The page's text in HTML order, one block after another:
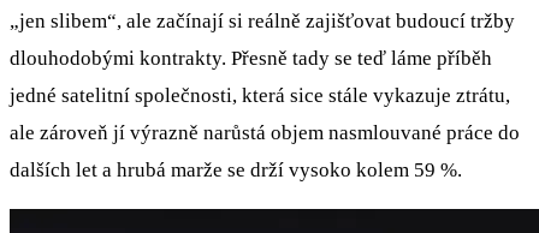
„jen slibem“, ale začínají si reálně zajišťovat budoucí tržby
dlouhodobými kontrakty. Přesně tady se teď láme příběh
jedné satelitní společnosti, která sice stále vykazuje ztrátu,
ale zároveň jí výrazně narůstá objem nasmlouvané práce do
dalších let a hrubá marže se drží vysoko kolem 59 %.